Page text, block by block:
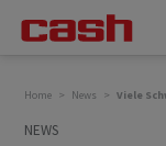
Home News Viele
NEWS